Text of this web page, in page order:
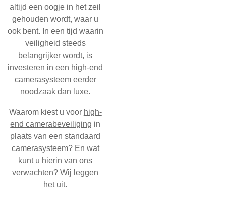
altijd een oogje in het zeil
gehouden wordt, waar u
ook bent. In een tijd waarin
veiligheid steeds
belangrijker wordt, is
investeren in een high-end
camerasysteemeerder
noodzaak dan luxe.
Waarom kiest u voor high-
end camerabeveiliging in
plaats van een standaard
camerasysteem? En wat
kunt u hierin van ons
verwachten? Wij leggen
het uit.